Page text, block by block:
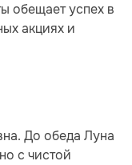
обещает успех в
акциях и
До обеда Луна
с чистой